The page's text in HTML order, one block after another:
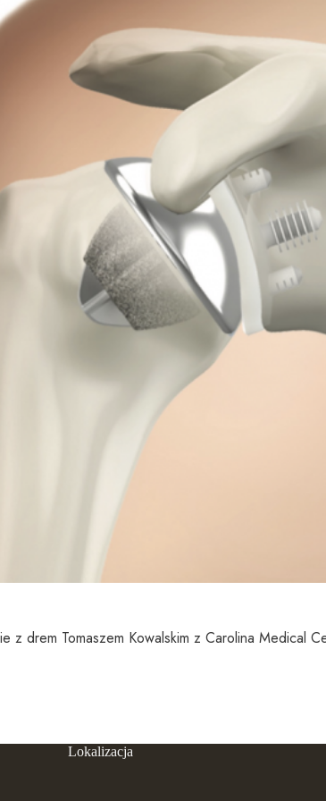
drem Tomaszem Kowalskim z Carolina Medical
Lokalizacja